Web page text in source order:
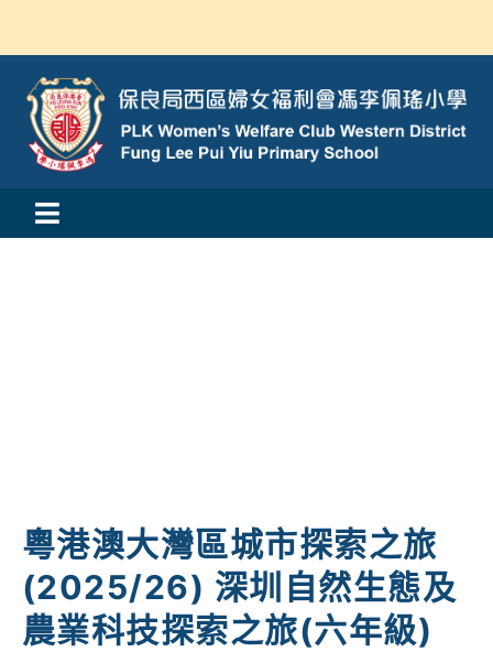
content
Toggle
我們的成就
對外聯繫
粵港澳大灣區城市探索之旅
(2025/26) 深圳自然生態及
農業科技探索之旅(六年級)